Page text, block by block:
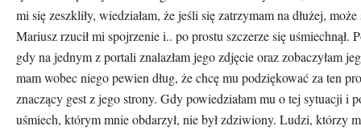
mi się zeszkliły, wiedziałam, że jeśli się zatrzymam na dłużej,
Mariusz rzucił mi spojrzenie i.. po prostu szczerze się uśmiechnął.
gdy na jednym z portali znalazłam jego zdjęcie oraz zobaczyłam
mam wobec niego pewien dług, że chcę mu podziękować za ten
znaczący gest z jego strony. Gdy powiedziałam mu o tej sytuacji i
uśmiech, którym mnie obdarzył, nie był zdziwiony. Ludzi, którzy